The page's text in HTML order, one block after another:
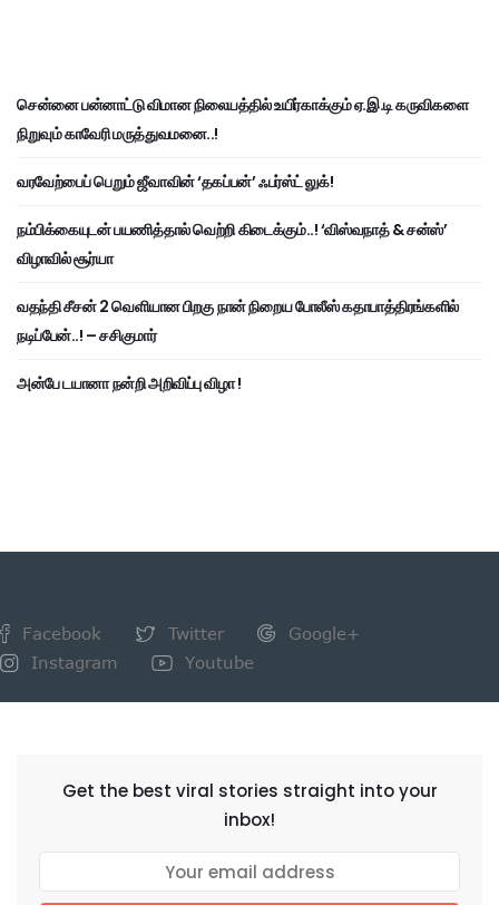
சென்னை பன்னாட்டு விமான நிலையத்தில் உயிர்காக்கும் ஏ.இ.டி கருவிகளை
நிறுவும் காவேரி மருத்துவமனை..!
வரவேற்பைப் பெறும் ஜீவாவின் ‘தகப்பன்’ ஃபர்ஸ்ட் லுக்!
நம்பிக்கையுடன் பயணித்தால் வெற்றி கிடைக்கும்..! ‘விஸ்வநாத் & சன்ஸ்’
விழாவில் சூர்யா
வதந்தி சீசன் 2 வெளியான பிறகு நான் நிறைய போலீஸ் கதாபாத்திரங்களில்
நடிப்பேன்..! – சசிகுமார்
அன்பே டயானா நன்றி அறிவிப்பு விழா !
Facebook Twitter
Google+
Instagram
Youtube
Get the best viral stories straight into your
inbox!